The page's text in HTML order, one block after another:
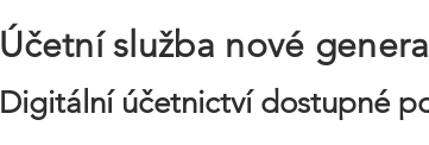
Účetní služba nové
Digitální účetnictví dostupné